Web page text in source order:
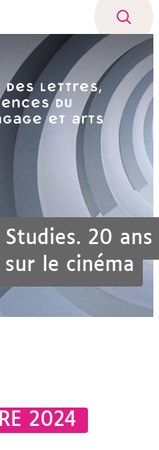
contenu
Studies. 20 ans
le cinéma
2024